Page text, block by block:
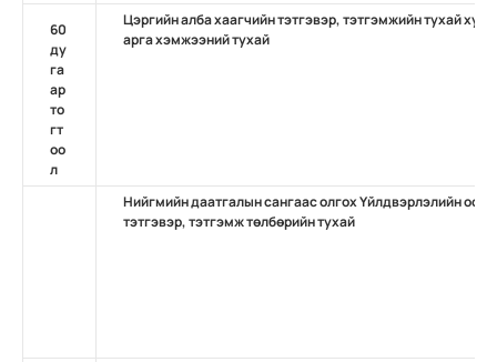
60
ду
га
ар
то
гт
оо
л
Цэргийн алба хаагчийн тэтгэвэр, тэтгэмжийн тухай
арга хэмжээний тухай
Нийгмийн даатгалын сангаас олгох Үйлдвэрлэлийн
тэтгэвэр, тэтгэмж төлбөрийн тухай